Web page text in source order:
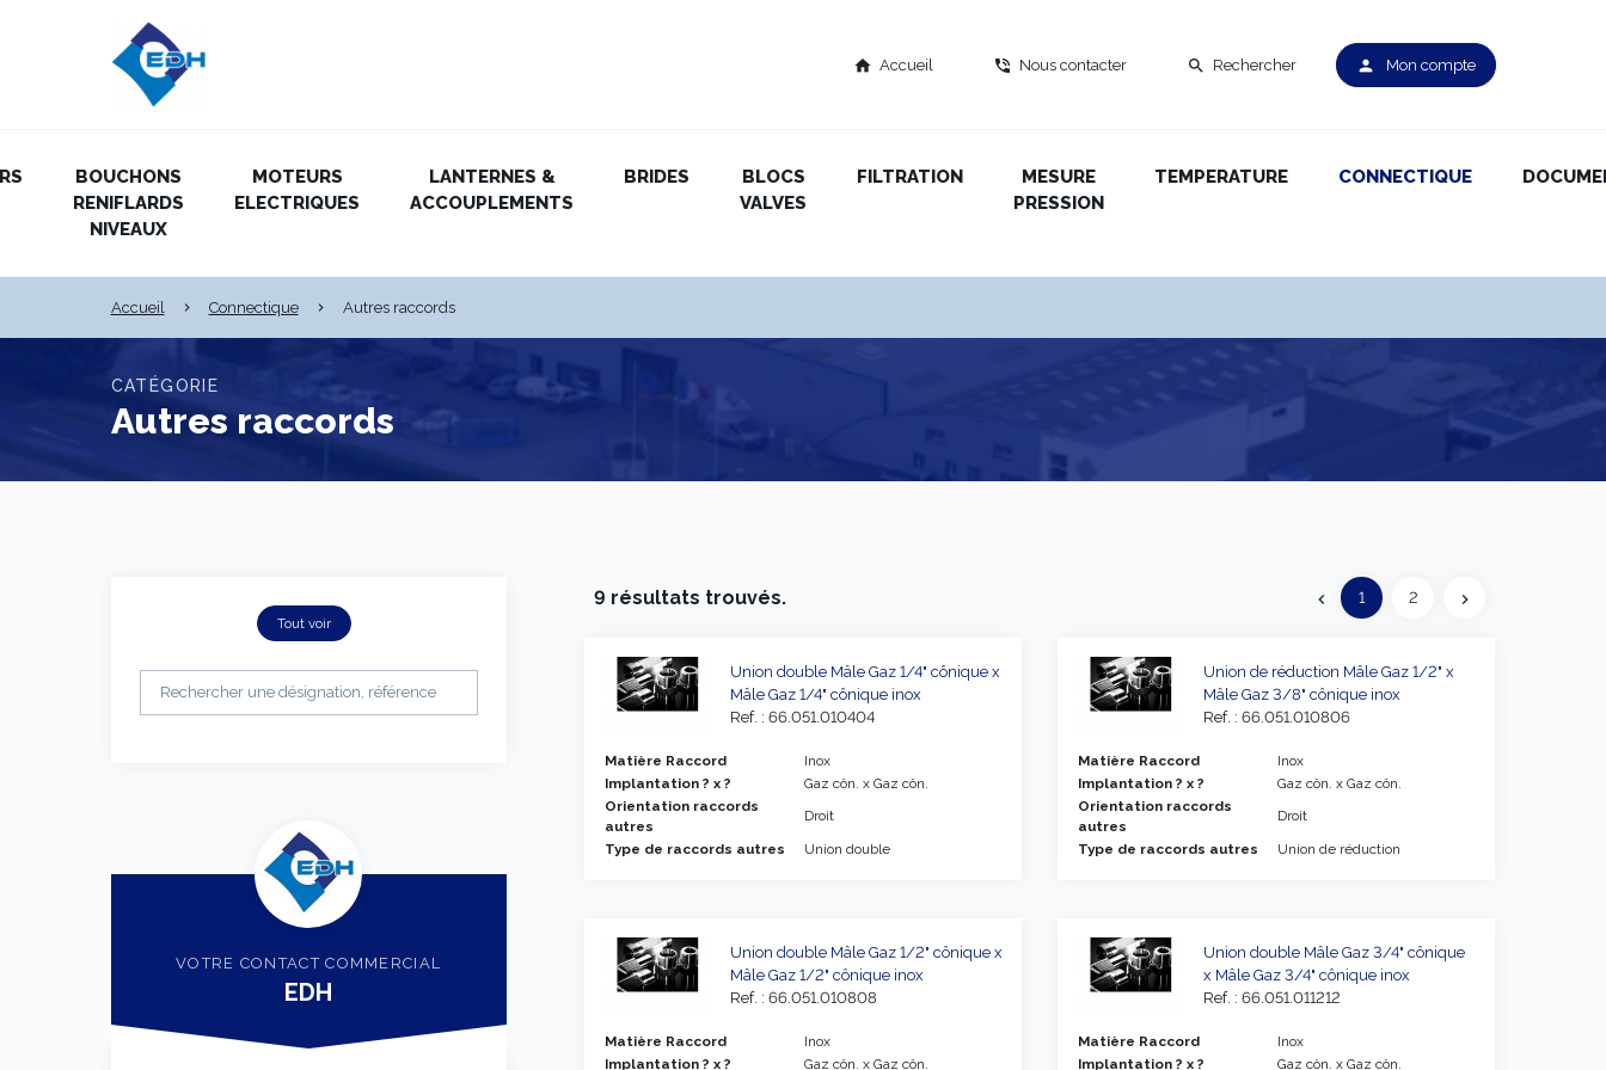
home Accueil phone_in_talk Nous contacter search Rechercher person Mon compte
BOUCHONS
RENIFLARDS
NIVEAUX
MOTEURS
ELECTRIQUES
LANTERNES &
ACCOUPLEMENTS
BRIDES
BLOCS
VALVES
FILTRATION
MESURE
PRESSION
TEMPERATURE CONNECTIQUE
Accueil Connectique Autres raccords
CATÉGORIE
Autres raccords
Tout voir
VOTRE CONTACT COMMERCIAL
EDH
9 résultats trouvés. chevron_left Précédent
1 2 chevron_right
Suivant
Union double Mâle Gaz 1/4" cônique x
Mâle Gaz 1/4" cônique inox
Ref. : 66.051.010404
Matière Raccord
Inox
Implantation ? x ?
Gaz côn. x Gaz côn.
Orientation raccords
autres
Droit
Type de raccords autres
Union double
Union de réduction Mâle Gaz 1/2" x
Mâle Gaz 3/8" cônique inox
Ref. : 66.051.010806
Matière Raccord
Inox
Implantation ? x ?
Gaz côn. x Gaz côn.
Orientation raccords
autres
Droit
Type de raccords autres
Union de réduction
Union double Mâle Gaz 1/2" cônique x
Mâle Gaz 1/2" cônique inox
Ref. : 66.051.010808
Matière Raccord
Inox
Implantation ? x ?
Gaz côn. x Gaz côn.
Union double Mâle Gaz 3/4" cônique
x Mâle Gaz 3/4" cônique inox
Ref. : 66.051.011212
Matière Raccord
Inox
Implantation ? x ?
Gaz côn. x Gaz côn.